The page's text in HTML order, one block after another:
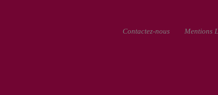
Contactez-nous Mentions